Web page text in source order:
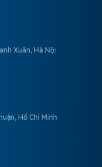
Xuân, Hà Nội
Hồ Chí Minh